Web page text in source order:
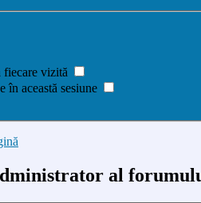
fiecare vizită
în această sesiune
al